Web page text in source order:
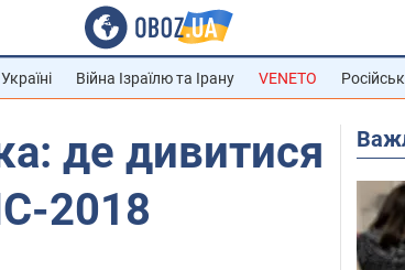
Війна Ізраїлю та Ірану VENETO
де дивитися
2018